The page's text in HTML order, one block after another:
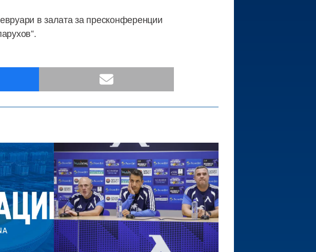
в залата за пресконференции